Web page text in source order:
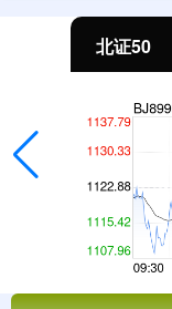
北证50